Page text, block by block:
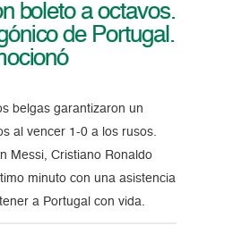
boleto a octavos.
de Portugal.
belgas garantizaron un
al vencer 1-0 a los rusos.
Messi, Cristiano Ronaldo
minuto con una asistencia
a Portugal con vida.